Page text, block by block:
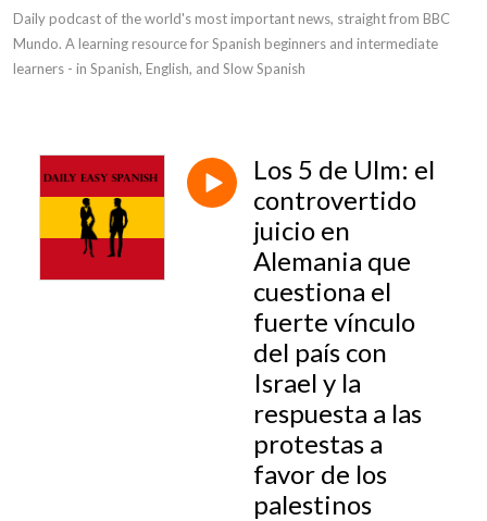
Daily podcast of the world's most important news, straight from BBC
Mundo. A learning resource for Spanish beginners and intermediate
learners - in Spanish, English, and Slow Spanish
Los 5 de Ulm: el
controvertido
juicio en
Alemania que
cuestiona el
fuerte vínculo
del país con
Israel y la
respuesta a las
protestas a
favor de los
palestinos